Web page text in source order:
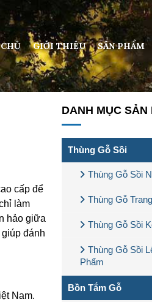
GIỚI THIỆU SẢN PHẨM
cấp để
làm
hảo giữa
đánh
Nam.
DANH MỤC SẢN
Thùng Gỗ Sồi
Thùng Gỗ Sồi
Thùng Gỗ
Thùng Gỗ Sồi
Thùng Gỗ Sồi
Phẩm
Bồn Tắm Gỗ